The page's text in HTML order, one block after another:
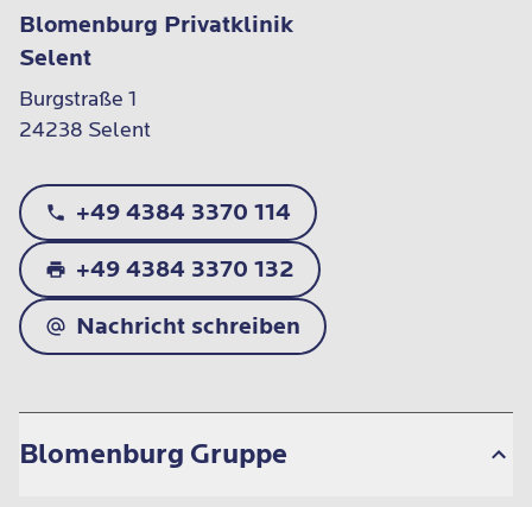
Blomenburg Privatklinik
Selent
Burgstraße 1
24238 Selent
+49 4384 3370 114
+49 4384 3370 132
Nachricht schreiben
Blomenburg Gruppe